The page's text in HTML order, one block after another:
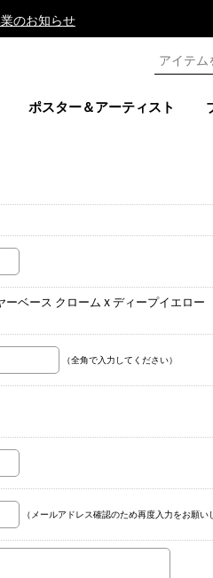
のお知らせ
ポスター＆アーティスト
ベース クローム x ディープイエロー
（全角で入力してください）
（メールアドレス確認のため再度入力をお願い